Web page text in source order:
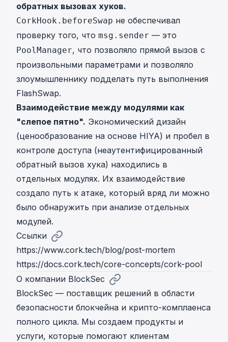
обратных вызовах хуков.
CorkHook.beforeSwap не обеспечивал
проверку того, что msg.sender — это
PoolManager, что позволяло прямой вызов с
произвольными параметрами и позволяло
злоумышленнику подделать путь выполнения
FlashSwap.
Взаимодействие между модулями как
"слепое пятно". Экономический дизайн
(ценообразование на основе HIYA) и пробел в
контроле доступа (неаутентифицированный
обратный вызов хука) находились в
отдельных модулях. Их взаимодействие
создало путь к атаке, который вряд ли можно
было обнаружить при анализе отдельных
модулей.
Ссылки
https://www.cork.tech/blog/post-mortem
https://docs.cork.tech/core-concepts/cork-pool
О компании BlockSec
BlockSec — поставщик решений в области
безопасности блокчейна и крипто-комплаенса
полного цикла. Мы создаем продукты и
услуги, которые помогают клиентам